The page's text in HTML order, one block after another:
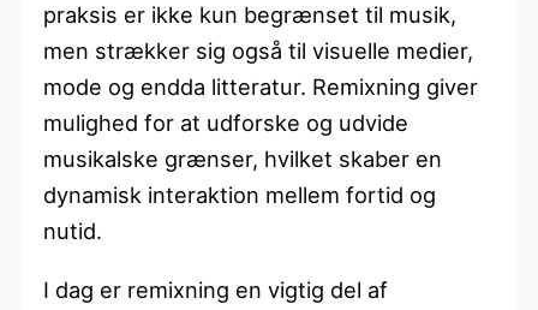
praksis er ikke kun begrænset til musik,
men strækker sig også til visuelle medier,
mode og endda litteratur. Remixning giver
mulighed for at udforske og udvide
musikalske grænser, hvilket skaber en
dynamisk interaktion mellem fortid og
nutid.
I dag er remixning en vigtig del af